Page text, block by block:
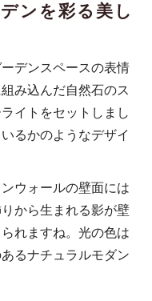
ンを彩る美し
デンスペースの表情
み込んだ自然石のス
イトをセットしまし
るかのようなデザイ
ウォールの壁面には
から生まれる影が壁
れますね。光の色は
るナチュラルモダン